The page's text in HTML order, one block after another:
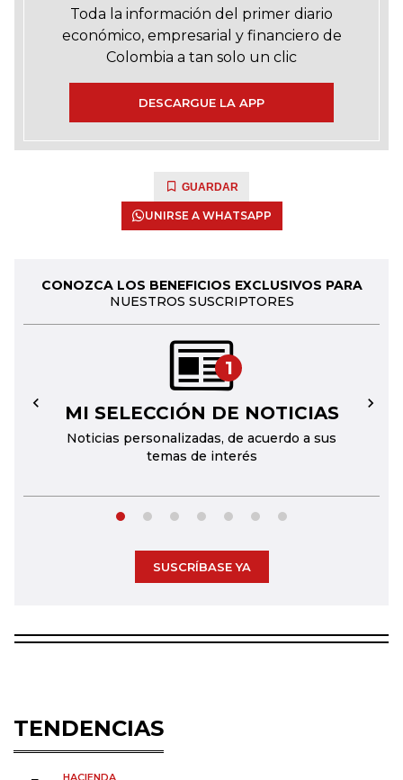
Toda la información del primer diario
económico, empresarial y financiero de
Colombia a tan solo un clic
DESCARGUE LA APP
GUARDAR
UNIRSE A WHATSAPP
CONOZCA LOS BENEFICIOS EXCLUSIVOS PARA
NUESTROS SUSCRIPTORES
1
MI SELECCIÓN DE NOTICIAS
Noticias personalizadas, de acuerdo a sus
temas de interés
← →
SUSCRÍBASE YA
TENDENCIAS
HACIENDA